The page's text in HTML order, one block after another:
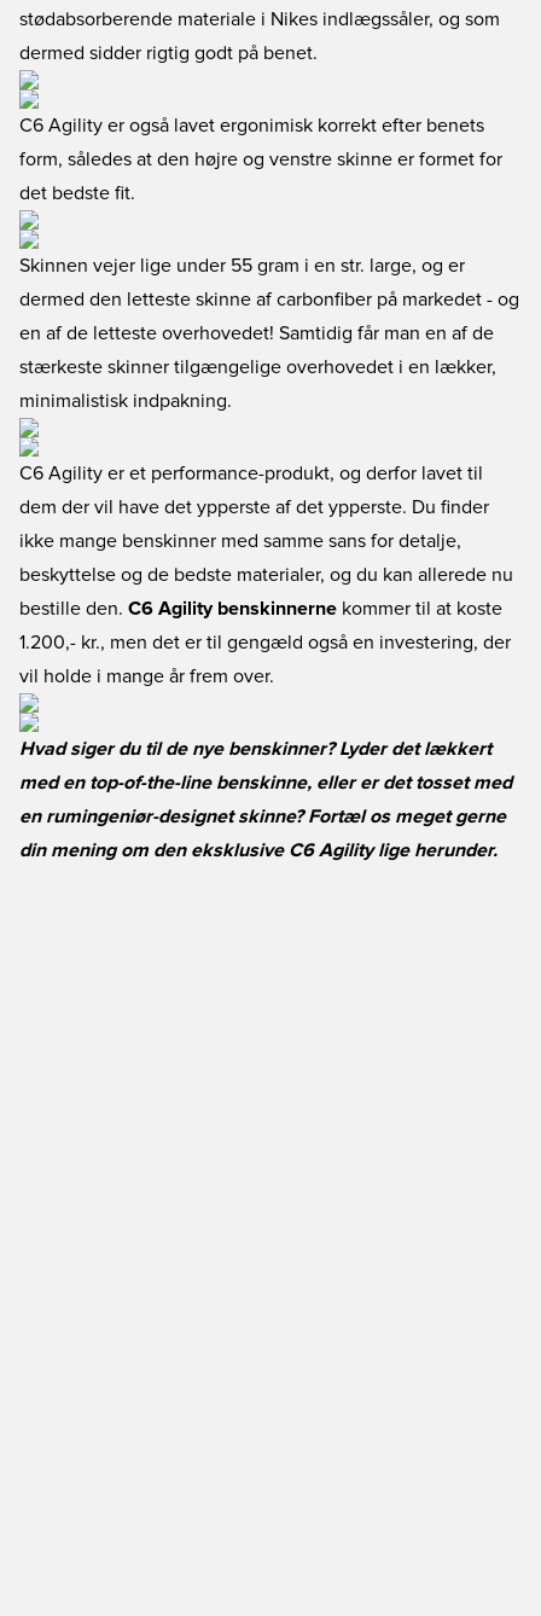
stødabsorberende materiale i Nikes indlægssåler, og som
dermed sidder rigtig godt på benet.
C6 Agility er også lavet ergonimisk korrekt efter benets
form, således at den højre og venstre skinne er formet for
det bedste fit.
Skinnen vejer lige under 55 gram i en str. large, og er
dermed den letteste skinne af carbonfiber på markedet - og
en af de letteste overhovedet! Samtidig får man en af de
stærkeste skinner tilgængelige overhovedet i en lækker,
minimalistisk indpakning.
C6 Agility er et performance-produkt, og derfor lavet til
dem der vil have det ypperste af det ypperste. Du finder
ikke mange benskinner med samme sans for detalje,
beskyttelse og de bedste materialer, og du kan allerede nu
bestille den. C6 Agility benskinnerne kommer til at koste
1.200,- kr., men det er til gengæld også en investering, der
vil holde i mange år frem over.
Hvad siger du til de nye benskinner? Lyder det lækkert
med en top-of-the-line benskinne, eller er det tosset med
en rumingeniør-designet skinne? Fortæl os meget gerne
din mening om den eksklusive C6 Agility lige herunder.